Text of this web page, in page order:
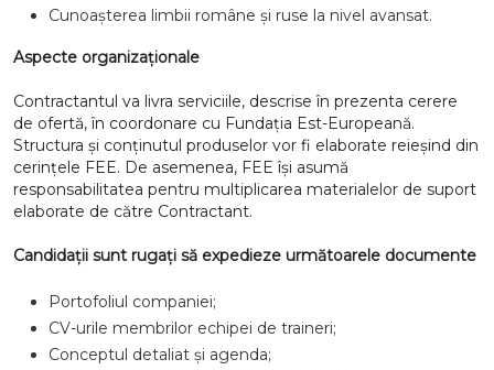
Cunoașterea limbii române și ruse la nivel avansat.
Aspecte organizaționale
Contractantul va livra serviciile, descrise în prezenta cerere
de ofertă, în coordonare cu Fundația Est-Europeană.
Structura și conținutul produselor vor fi elaborate reieșind din
cerințele FEE. De asemenea, FEE își asumă
responsabilitatea pentru multiplicarea materialelor de suport
elaborate de către Contractant.
Candidații sunt rugați să expedieze următoarele documente
Portofoliul companiei;
CV-urile membrilor echipei de traineri;
Conceptul detaliat și agenda;